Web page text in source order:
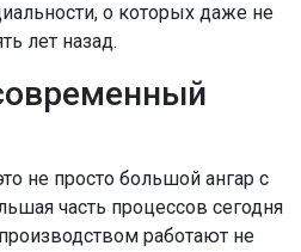
о которых даже не
лет назад.
не просто большой ангар с
часть процессов сегодня
работают не